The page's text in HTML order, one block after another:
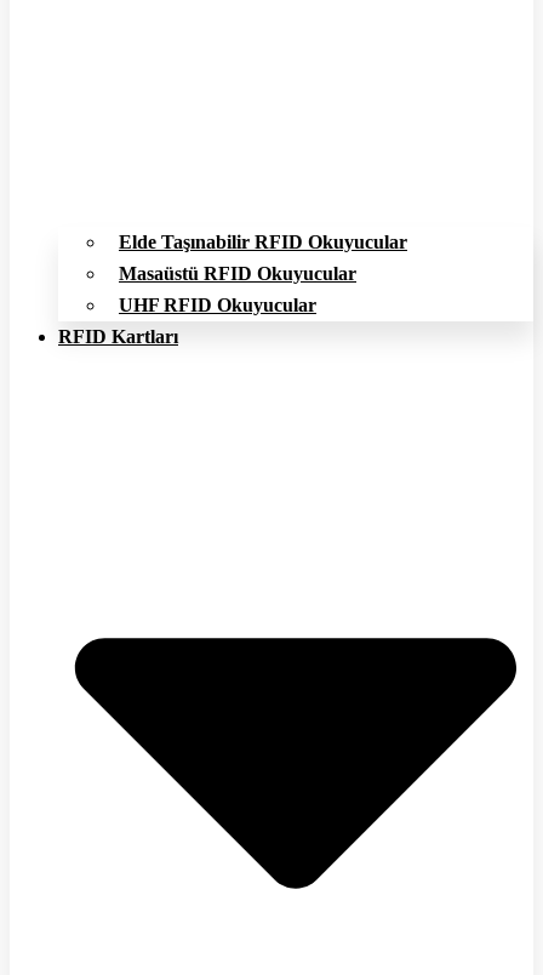
Elde Taşınabilir RFID Okuyucular
Masaüstü RFID Okuyucular
UHF RFID Okuyucular
RFID Kartları